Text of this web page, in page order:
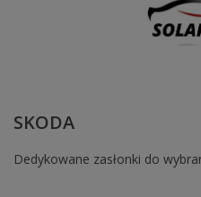
SKODA
Dedykowane zasłonki do